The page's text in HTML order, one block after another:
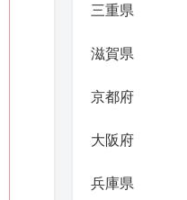
三重県
滋賀県
京都府
大阪府
兵庫県